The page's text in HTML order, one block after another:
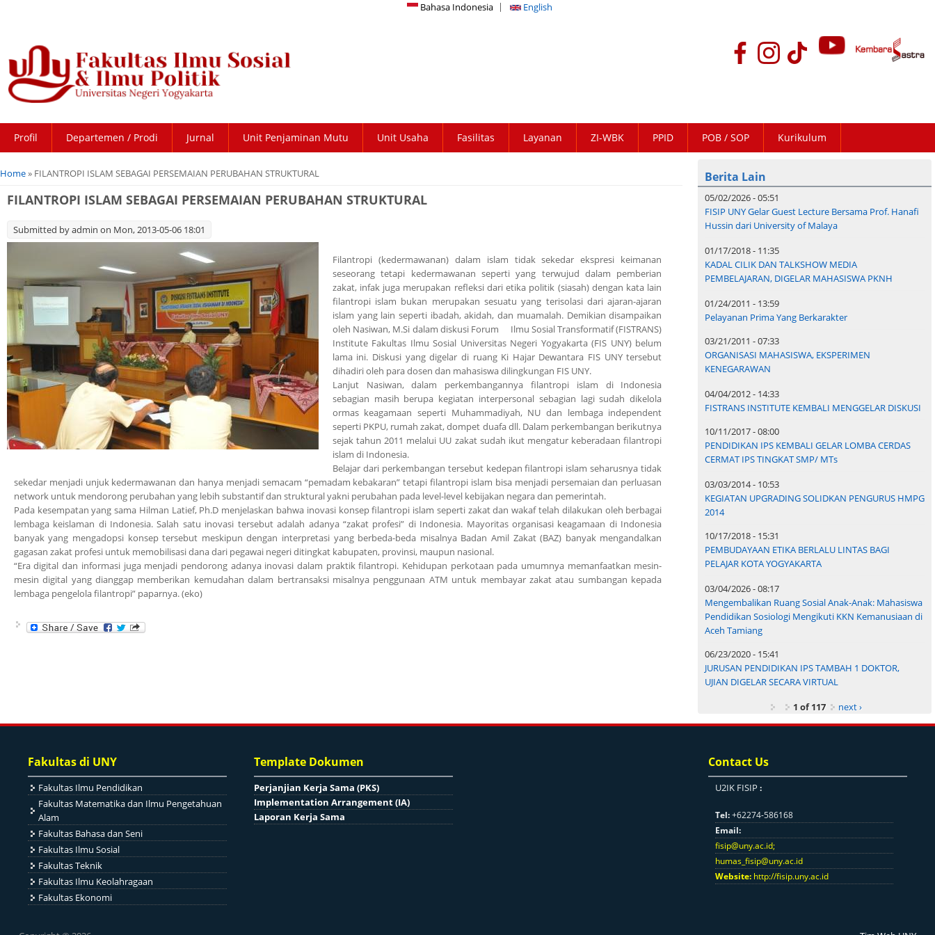
Bahasa Indonesia English
Profil Departemen / Prodi Jurnal Unit Penjaminan Mutu Unit Usaha Fasilitas Layanan ZI-WBK PPID POB / SOP Kurikulum
You are here
Home» FILANTROPI ISLAM SEBAGAI PERSEMAIAN PERUBAHAN STRUKTURAL
FILANTROPI ISLAM SEBAGAI PERSEMAIAN PERUBAHAN STRUKTURAL
Submitted byadmin on Mon, 2013-05-06 18:01
Filantropi (kedermawanan) dalam islam tidak sekedar ekspresi keimanan
seseorang tetapi kedermawanan seperti yang terwujud dalam pemberian
zakat, infak juga merupakan refleksi dari etika politik (siasah) dengan kata lain
filantropi islam bukan merupakan sesuatu yang terisolasi dari ajaran-ajaran
islam yang lain seperti ibadah, akidah, dan muamalah. Demikian disampaikan
oleh Nasiwan, M.Si dalam diskusi Forum Ilmu Sosial Transformatif (FISTRANS)
Institute Fakultas Ilmu Sosial Universitas Negeri Yogyakarta (FIS UNY) belum
lama ini. Diskusi yang digelar di ruang Ki Hajar Dewantara FIS UNY tersebut
dihadiri oleh para dosen dan mahasiswa dilingkungan FIS UNY.
Lanjut Nasiwan, dalam perkembangannya filantropi islam di Indonesia
sebagian masih berupa kegiatan interpersonal sebagian lagi sudah dikelola
ormas keagamaan seperti Muhammadiyah, NU dan lembaga independent
seperti PKPU, rumah zakat, dompet duafa dll. Dalam perkembangan berikutnya
sejak tahun 2011 melalui UU zakat sudah ikut mengatur keberadaan filantropi
islam di Indonesia.
Belajar dari perkembangan tersebut kedepan filantropi islam seharusnya tidak
sekedar menjadi unjuk kedermawanan dan hanya menjadi semacam “pemadam kebakaran” tetapi filantropi islam bisa menjadi persemaian dan perluasan
network untuk mendorong perubahan yang lebih substantif dan struktural yakni perubahan pada level-level kebijakan negara dan pemerintah.
Pada kesempatan yang sama Hilman Latief, Ph.D menjelaskan bahwa inovasi konsep filantropi islam seperti zakat dan wakaf telah dilakukan oleh berbagai
lembaga keislaman di Indonesia. Salah satu inovasi tersebut adalah adanya “zakat profesi” di Indonesia. Mayoritas organisasi keagamaan di Indonesia
banyak yang mengadopsi konsep tersebut meskipun dengan interpretasi yang berbeda-beda misalnya Badan Amil Zakat (BAZ) banyak mengandalkan
gagasan zakat profesi untuk memobilisasi dana dari pegawai negeri ditingkat kabupaten, provinsi, maupun nasional.
“Era digital dan informasi juga menjadi pendorong adanya inovasi dalam praktik filantropi. Kehidupan perkotaan pada umumnya memanfaatkan mesin-
mesin digital yang dianggap memberikan kemudahan dalam bertransaksi misalnya penggunaan ATM untuk membayar zakat atau sumbangan kepada
lembaga pengelola filantropi” paparnya. (eko)
Berita Lain
05/02/2026 - 05:51
FISIP UNY Gelar Guest Lecture Bersama Prof. Hanafi
Hussin dari University of Malaya
01/17/2018 - 11:35
KADAL CILIK DAN TALKSHOW MEDIA
PEMBELAJARAN, DIGELAR MAHASISWA PKNH
01/24/2011 - 13:59
Pelayanan Prima Yang Berkarakter
03/21/2011 - 07:33
ORGANISASI MAHASISWA, EKSPERIMEN
KENEGARAWAN
04/04/2012 - 14:33
FISTRANS INSTITUTE KEMBALI MENGGELAR DISKUSI
10/11/2017 - 08:00
PENDIDIKAN IPS KEMBALI GELAR LOMBA CERDAS
CERMAT IPS TINGKAT SMP/ MTs
03/03/2014 - 10:53
KEGIATAN UPGRADING SOLIDKAN PENGURUS HMPG
2014
10/17/2018 - 15:31
PEMBUDAYAAN ETIKA BERLALU LINTAS BAGI
PELAJAR KOTA YOGYAKARTA
03/04/2026 - 08:17
Mengembalikan Ruang Sosial Anak-Anak: Mahasiswa
Pendidikan Sosiologi Mengikuti KKN Kemanusiaan di
Aceh Tamiang
06/23/2020 - 15:41
JURUSAN PENDIDIKAN IPS TAMBAH 1 DOKTOR,
UJIAN DIGELAR SECARA VIRTUAL
1 of 117
next ›
Fakultas di UNY
Fakultas Ilmu Pendidikan
Fakultas Matematika dan Ilmu Pengetahuan
Alam
Fakultas Bahasa dan Seni
Fakultas Ilmu Sosial
Fakultas Teknik
Fakultas Ilmu Keolahragaan
Fakultas Ekonomi
Template Dokumen
Perjanjian Kerja Sama (PKS)
Implementation Arrangement (IA)
Laporan Kerja Sama
Contact Us
U2IK FISIP :
Tel:+62274-586168
Email:
fisip@uny.ac.id;
humas_fisip@uny.ac.id
Website: http://fisip.uny.ac.id